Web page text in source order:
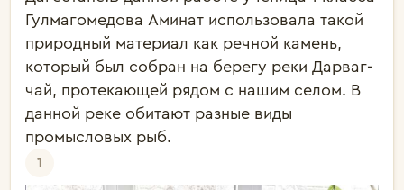
Гулмагомедова Аминат использовала такой
природный материал как речной камень,
который был собран на берегу реки Дарваг-
чай, протекающей рядом с нашим селом. В
данной реке обитают разные виды
промысловых рыб.
1